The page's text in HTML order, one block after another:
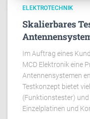
ELEKTROTECHNIK
Skalierbares
Im Auftrag eines
MCD Elektronik eine
Antennensystemen
Testkonzept bietet
(Funktionstester) und
Einzelplatinen und